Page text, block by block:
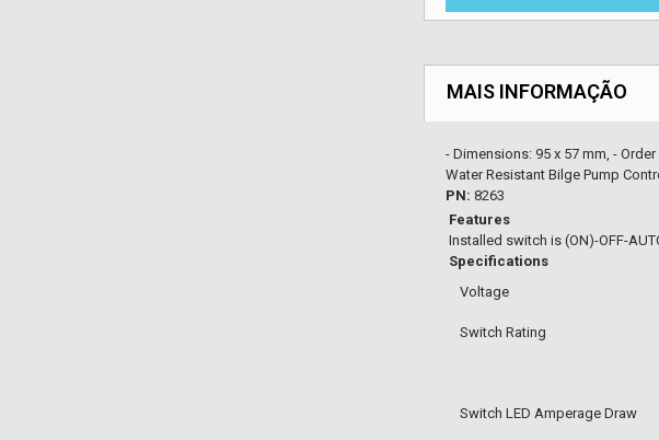
MAIS INFORMAÇÃO
- Dimensions: 95 x 57 mm, -
Water Resistant Bilge Pump
PN: 8263
Features
Installed switch is (ON)-OFF-
Specifications
Voltage
Switch Rating
Switch LED Amperage Draw